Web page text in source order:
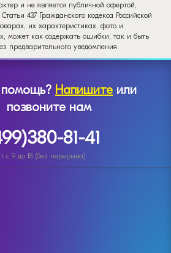
и не является публичной офертой,
437 Гражданского кодекса Российской
их характеристиках, фото и
может как содержать ошибки, так и быть
предварительного уведомления.
Напишите или
позвоните нам
81-41
с 9 до 18 (без перерыва)